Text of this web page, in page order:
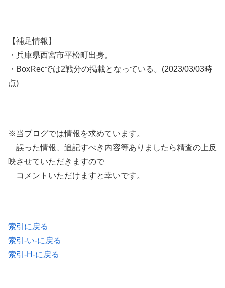
【補足情報】
・兵庫県西宮市平松町出身。
・BoxRecでは2戦分の掲載となっている。(2023/03/03時
点)
※当ブログでは情報を求めています。
誤った情報、追記すべき内容等ありましたら精査の上反
映させていただきますので
コメントいただけますと幸いです。
索引に戻る
索引-い-に戻る
索引-H-に戻る